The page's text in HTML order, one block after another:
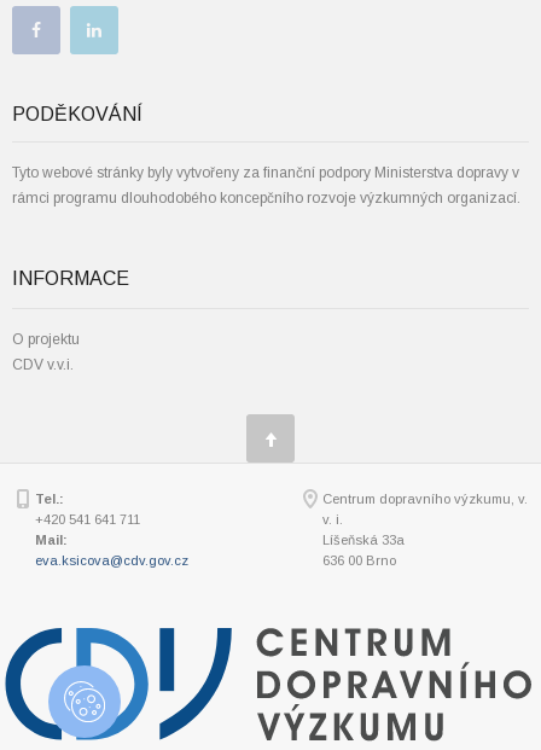
PODĚKOVÁNÍ
Tyto webové stránky byly vytvořeny za finanční podpory Ministerstva dopravy v
rámci programu dlouhodobého koncepčního rozvoje výzkumných organizací.
INFORMACE
O projektu
CDV v.v.i.
Tel.:
+420 541 641 711
Mail:
eva.ksicova@cdv.gov.cz
Centrum dopravního výzkumu, v.
v. i.
Líšeňská 33a
636 00 Brno